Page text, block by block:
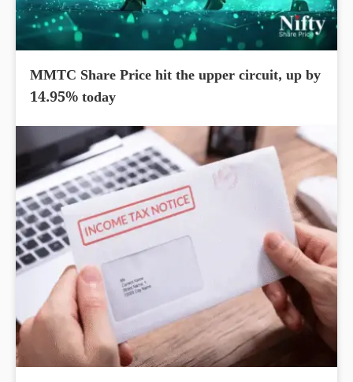
MMTC Share Price hit the upper circuit, up by
14.95% today